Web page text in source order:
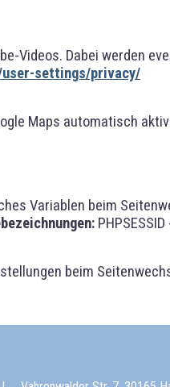
Videos. Dabei werden
user-settings/privacy/
Maps automatisch
Variablen beim
PHPSESSID
beim